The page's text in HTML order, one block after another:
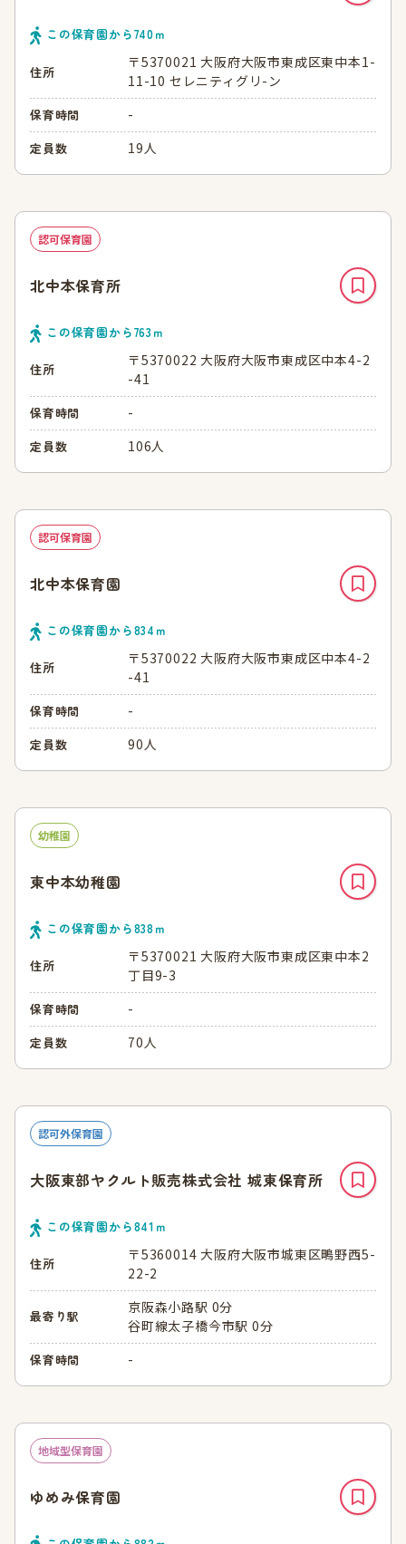
この保育園から740ｍ
住所
〒5370021 大阪府大阪市東成区東中本1-
11-10 セレニティグリ-ン
保育時間 -
定員数 19人
認可保育園
北中本保育所
この保育園から763ｍ
住所
〒5370022 大阪府大阪市東成区中本4-2
-41
保育時間 -
定員数 106人
認可保育園
北中本保育園
この保育園から834 ｍ
住所
〒5370022 大阪府大阪市東成区中本4-2
-41
保育時間 -
定員数 90人
幼稚園
東中本幼稚園
この保育園から838ｍ
住所
〒5370021 大阪府大阪市東成区東中本2
丁目9-3
保育時間 -
定員数 70人
認可外保育園
大阪東部ヤクルト販売株式会社 城東保育所
この保育園から841 ｍ
住所
〒5360014 大阪府大阪市城東区鴫野西5-
22-2
最寄り駅
京阪森小路駅 0分
谷町線太子橋今市駅 0分
保育時間 -
地域型保育園
ゆめみ保育園